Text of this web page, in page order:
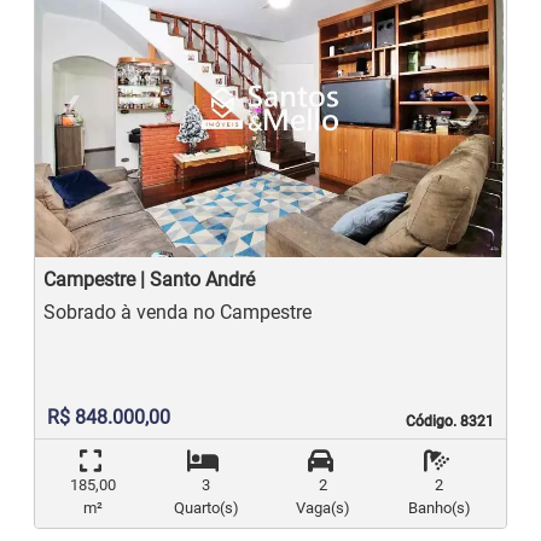
‹
Previous
›
Campestre | Santo André
Código. 8321
Código. 8321
Sobrado à venda no Campestre
R$ 848.000,00
185,00
m²
3
Quarto(s)
2
Vaga(s)
2
Banho(s)